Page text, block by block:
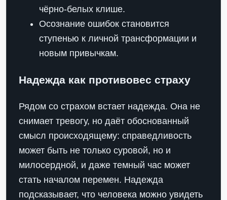
чёрно-белых клише.
Осознание ошибок становится
ступенью к личной трансформации и
новым привычкам.
Надежда как противовес страху
Рядом со страхом встает надежда. Она не
снимает тревогу, но даёт обоснованный
смысл происходящему: справедливость
может быть не только суровой, но и
милосердной, и даже темный час может
стать началом перемен. Надежда
подсказывает, что человека можно увидеть